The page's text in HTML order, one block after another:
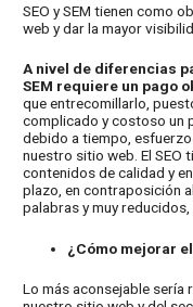
SEO y SEM tienen como
web y dar la mayor
A nivel de diferencias
SEM requiere un pago
que entrecomillarlo,
complicado y costoso un
debido a tiempo,
nuestro sitio web. El SEO
contenidos de calidad y
plazo, en contraposición
palabras y muy
¿Cómo mejorar el
Lo más aconsejable sería